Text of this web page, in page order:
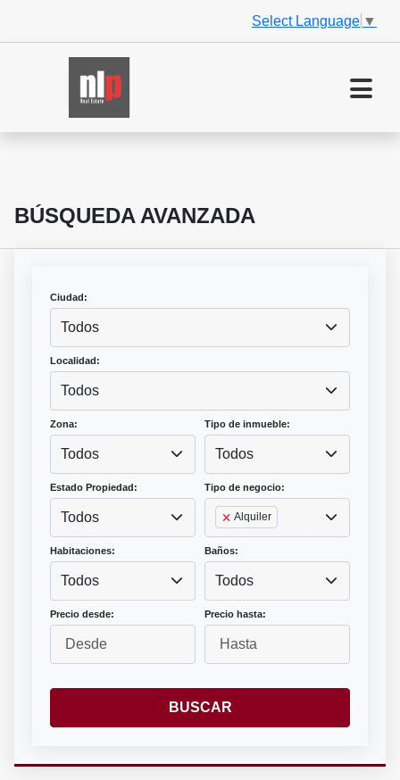
Select Language ▼
BÚSQUEDA AVANZADA
Ciudad:
Todos
Localidad:
Todos
Zona:
Todos
Tipo de inmueble:
Todos
Estado Propiedad:
Todos
Tipo de negocio:
Alquiler
Habitaciones:
Todos
Baños:
Todos
Precio desde: Precio hasta:
BUSCAR